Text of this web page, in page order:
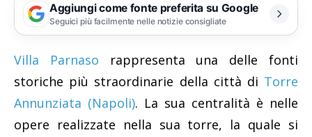
Aggiungi come fonte preferita su Google
Seguici più facilmente nelle notizie consigliate
Villa Parnaso rappresenta una delle fonti
storiche più straordinarie della città di Torre
Annunziata (Napoli). La sua centralità è nelle
opere realizzate nella sua torre, la quale si